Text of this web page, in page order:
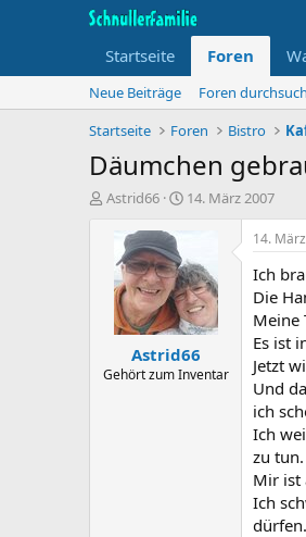
Startseite Foren
Neue Beiträge
Foren
Startseite
Foren Bistro
Däumchen
T
r
Astrid66
B
i
n
n
d
a
t
u
14. März 2007
Astrid66
Gehört zum Inventar
14.
Ich
Die
Meine
Es ist
Jetzt
Und
ich
Ich
zu tun.
Mir ist
Ich
dürfen.